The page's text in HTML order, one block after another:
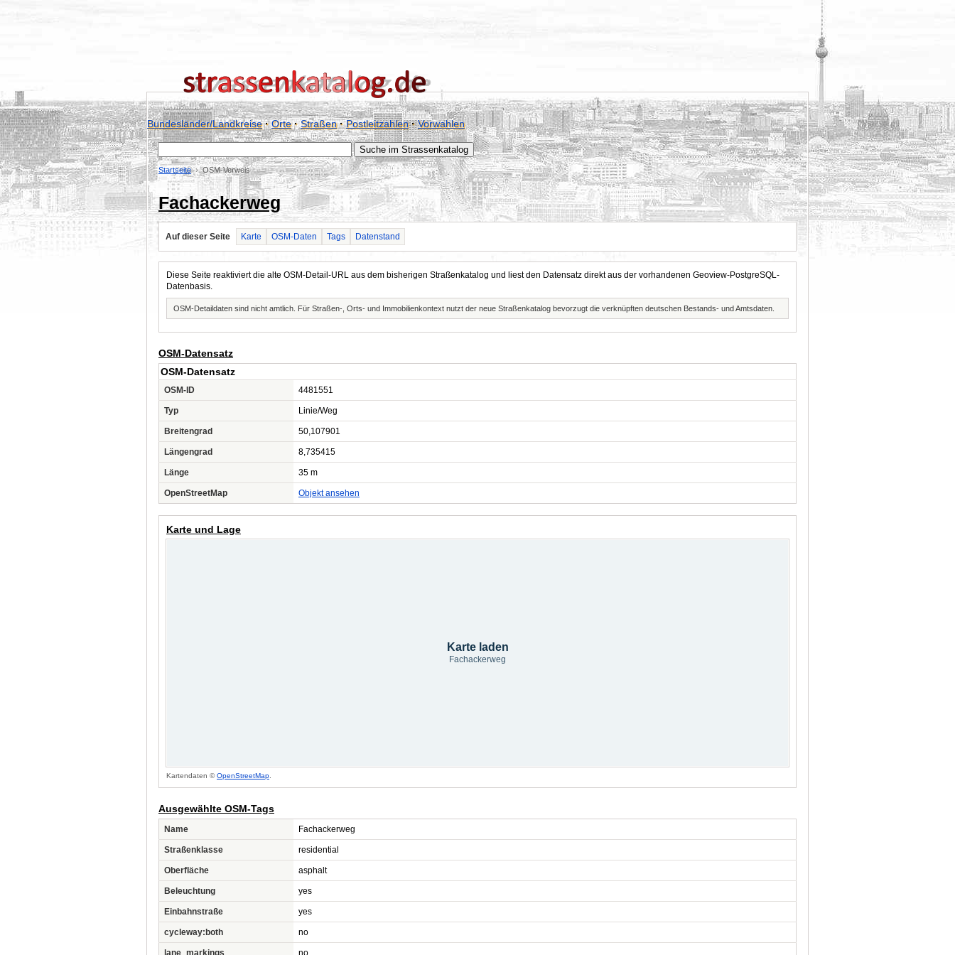
Bundesländer/Landkreise·Orte·Straßen·Postleitzahlen·Vorwahlen
Startseite OSM-Verweis
Fachackerweg
Auf dieser Seite Karte OSM-Daten Tags Datenstand
Diese Seite reaktiviert die alte OSM-Detail-URL aus dem bisherigen Straßenkatalog und liest den Datensatz direkt aus der vorhandenen Geoview-PostgreSQL-
Datenbasis.
OSM-Detaildaten sind nicht amtlich. Für Straßen-, Orts- und Immobilienkontext nutzt der neue Straßenkatalog bevorzugt die verknüpften deutschen Bestands- und Amtsdaten.
OSM-Datensatz
OSM-Datensatz
OSM-ID 4481551
Typ Linie/Weg
Breitengrad 50,107901
Längengrad 8,735415
Länge 35 m
OpenStreetMap Objekt ansehen
Karte und Lage
Karte laden
Fachackerweg
Kartendaten ©OpenStreetMap
Ausgewählte OSM-Tags
Name Fachackerweg
Straßenklasse residential
Oberfläche asphalt
Beleuchtung yes
Einbahnstraße yes
cycleway:both no
lane_markings no